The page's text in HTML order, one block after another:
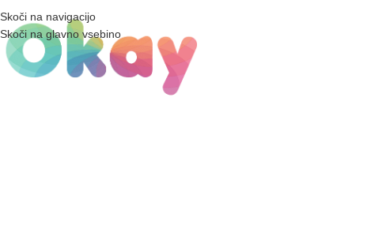
Skoči na navigacijo
Skoči na glavno vsebino